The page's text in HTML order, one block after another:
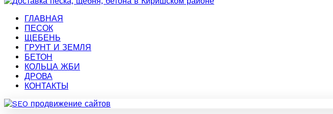
ГЛАВНАЯ
ПЕСОК
ЩЕБЕНЬ
ГРУНТ И ЗЕМЛЯ
БЕТОН
КОЛЬЦА ЖБИ
ДРОВА
КОНТАКТЫ